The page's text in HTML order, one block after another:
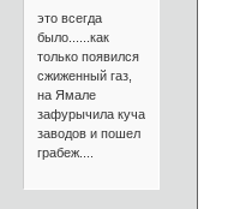
это всегда
было......как
только появился
сжиженный газ,
на Ямале
зафурычила куча
заводов и пошел
грабеж....